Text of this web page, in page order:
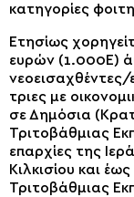
κατηγορίες
Ετησίως
ευρών (1.000Ε)
νεοεισαχθέντες/
τριες με
σε Δημόσια
Τριτοβάθμιας
επαρχίες της
Κιλκισίου και
Τριτοβάθμιας